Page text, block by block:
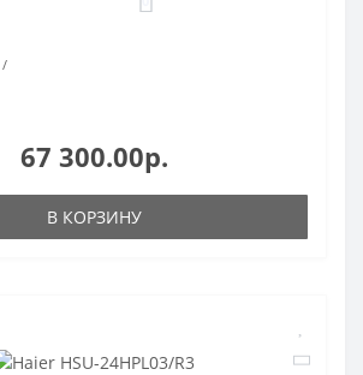
67 300.00р.
В КОРЗИНУ